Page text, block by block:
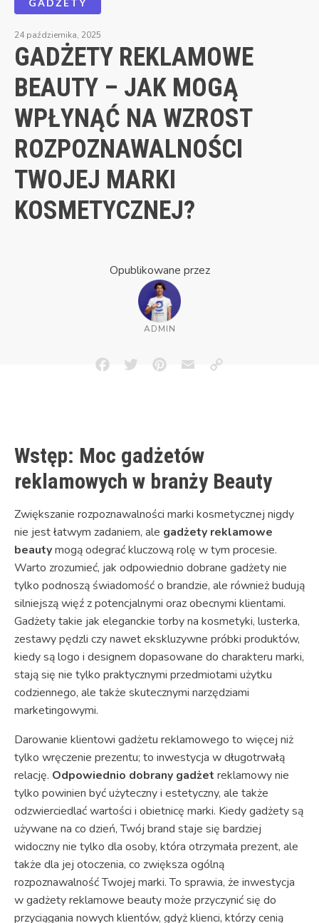
GADŻETY
24 października, 2025
GADŻETY REKLAMOWE
BEAUTY – JAK MOGĄ
WPŁYNĄĆ NA WZROST
ROZPOZNAWALNOŚCI
TWOJEJ MARKI
KOSMETYCZNEJ?
Opublikowane przez
ADMIN
FacebookTwitterPinterestEmailCopy
Wstęp: Moc gadżetów
reklamowych w branży Beauty
Zwiększanie rozpoznawalności marki kosmetycznej nigdy
nie jest łatwym zadaniem, ale gadżety reklamowe
beautymogą odegrać kluczową rolę w tym procesie.
Warto zrozumieć, jak odpowiednio dobrane gadżety nie
tylko podnoszą świadomość o brandzie, ale również budują
silniejszą więź z potencjalnymi oraz obecnymi klientami.
Gadżety takie jak eleganckie torby na kosmetyki, lusterka,
zestawy pędzli czy nawet ekskluzywne próbki produktów,
kiedy są logo i designem dopasowane do charakteru marki,
stają się nie tylko praktycznymi przedmiotami użytku
codziennego, ale także skutecznymi narzędziami
marketingowymi.
Darowanie klientowi gadżetu reklamowego to więcej niż
tylko wręczenie prezentu; to inwestycja w długotrwałą
relację. Odpowiednio dobrany gadżet reklamowy nie
tylko powinien być użyteczny i estetyczny, ale także
odzwierciedlać wartości i obietnicę marki. Kiedy gadżety są
używane na co dzień, Twój brand staje się bardziej
widoczny nie tylko dla osoby, która otrzymała prezent, ale
także dla jej otoczenia, co zwiększa ogólną
rozpoznawalność Twojej marki. To sprawia, że inwestycja
w gadżety reklamowe beauty może przyczynić się do
przyciągania nowych klientów, gdyż klienci, którzy cenią